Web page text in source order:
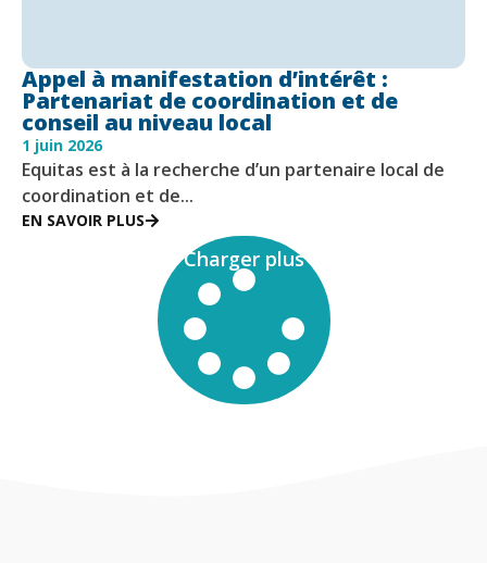
Appel à manifestation d’intérêt :
Partenariat de coordination et de
conseil au niveau local
1 juin 2026
Equitas est à la recherche d’un partenaire local de
coordination et de...
EN SAVOIR PLUS
Charger plus